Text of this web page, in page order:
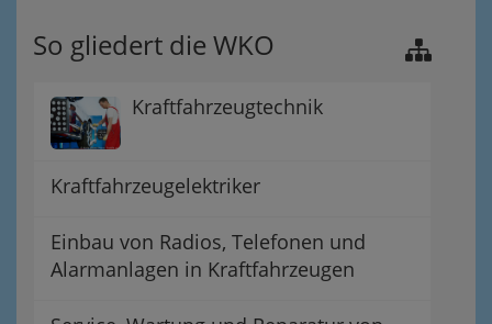
So gliedert die WKO
Kraftfahrzeugtechnik
Kraftfahrzeugelektriker
Einbau von Radios, Telefonen und
Alarmanlagen in Kraftfahrzeugen